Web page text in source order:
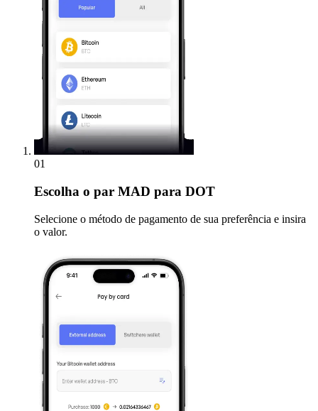
01
Escolha o par MAD para DOT
Selecione o método de pagamento de sua preferência e insira
o valor.